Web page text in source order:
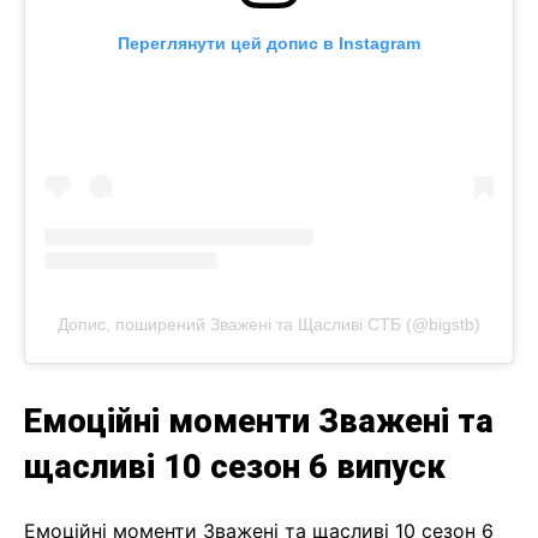
Переглянути цей допис в Instagram
Допис, поширений Зважені та Щасливі СТБ (@bigstb)
Емоційні моменти Зважені та
щасливі 10 сезон 6 випуск
Емоційні моменти Зважені та щасливі 10 сезон 6